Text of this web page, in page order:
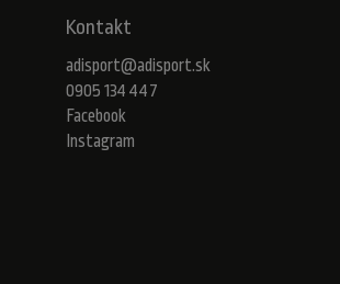
Kontakt
adisport@adisport.sk
0905 134 447
Facebook
Instagram